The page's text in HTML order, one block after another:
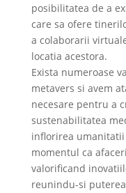
posibilitatea de a
care sa ofere
a colaborarii
locatia acestora.
Exista numeroase
metavers si avem
necesare pentru a
sustenabilitatea
inflorirea
momentul ca
valorificand
reunindu-si